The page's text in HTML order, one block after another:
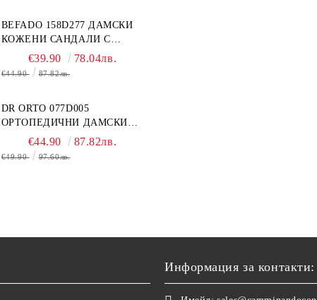
BEFADO 158D277 ДАМСКИ
КОЖЕНИ САНДАЛИ С
ВЕЛКРО, БЕЛИ
€39.90 78.04лв.
€44.90 87.82лв.
DR ORTO 077D005
ОРТОПЕДИЧНИ ДАМСКИ
САНДАЛИ ЗА ОТЕКЪЛ
КРАК, БЕЖОВИ
€44.90 87.82лв.
€49.90 97.60лв.
Информация за контакти: